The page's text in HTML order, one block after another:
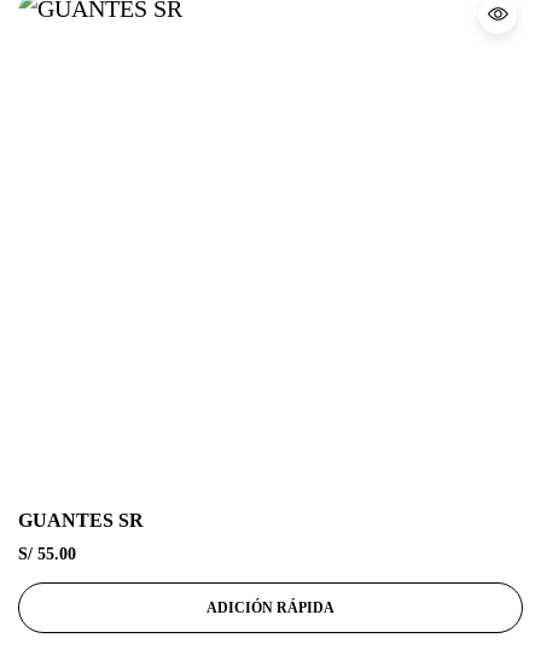
GUANTES SR
S/ 55.00
ADICIÓN RÁPIDA